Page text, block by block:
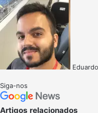
Siga-nos
Artigos relacionados